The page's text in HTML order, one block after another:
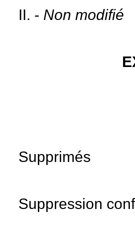
II. - Non modifié
Supprimés
Suppression